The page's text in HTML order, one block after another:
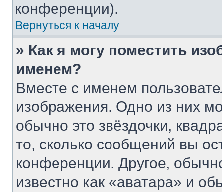
конференции).
Вернуться к началу
» Как я могу поместить
именем?
Вместе с именем
изображения. Одно из них
обычно это звёздочки,
то, сколько сообщений вы
конференции. Другое,
известно как «аватара» и